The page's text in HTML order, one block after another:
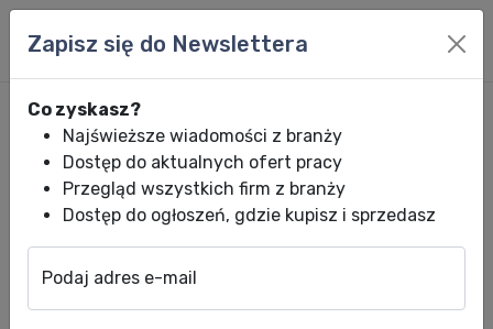
Zapisz się do Newslettera
Co zyskasz?
Najświeższe wiadomości z branży
Dostęp do aktualnych ofert pracy
Przegląd wszystkich firm z branży
Dostęp do ogłoszeń, gdzie kupisz i sprzedasz
Podaj adres e-mail